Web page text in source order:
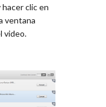
hacer clic en
ventana
video.